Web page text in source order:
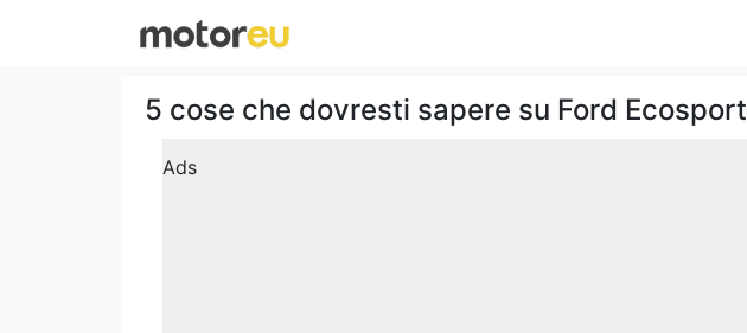
5 cose che dovresti sapere su Ford Ecosport
Ads